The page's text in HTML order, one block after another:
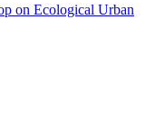
on Ecological Urban